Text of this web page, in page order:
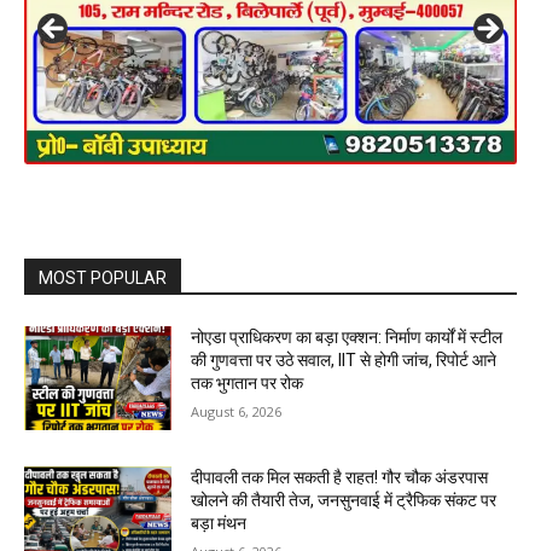
MOST POPULAR
नोएडा प्राधिकरण का बड़ा एक्शन: निर्माण कार्यों में स्टील
की गुणवत्ता पर उठे सवाल, IIT से होगी जांच, रिपोर्ट आने
तक भुगतान पर रोक
August 6, 2026
दीपावली तक मिल सकती है राहत! गौर चौक अंडरपास
खोलने की तैयारी तेज, जनसुनवाई में ट्रैफिक संकट पर
बड़ा मंथन